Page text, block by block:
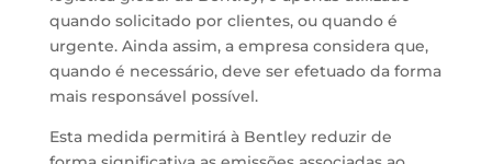
quando solicitado por clientes, ou quando é
urgente. Ainda assim, a empresa considera que,
quando é necessário, deve ser efetuado da forma
mais responsável possível.
Esta medida permitirá à Bentley reduzir de